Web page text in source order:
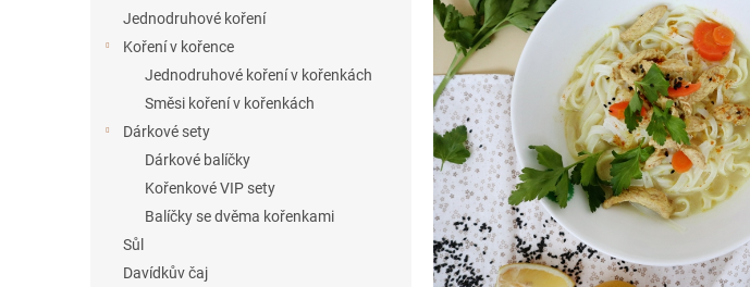
Jednodruhové koření
Koření v kořence
Jednodruhové koření v kořenkách
Směsi koření v kořenkách
Dárkové sety
Dárkové balíčky
Kořenkové VIP sety
Balíčky se dvěma kořenkami
Sůl
Davídkův čaj